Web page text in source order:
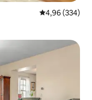
4,96 av 5 i
4,96 (334)